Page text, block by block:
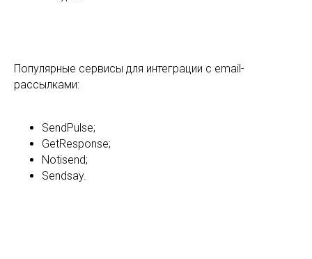
Популярные сервисы для интеграции с email-
рассылками:
SendPulse;
GetResponse;
Notisend;
Sendsay.